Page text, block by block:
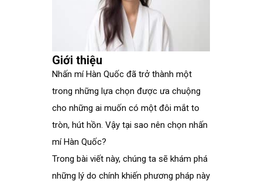
Giới thiệu
Nhấn mí Hàn Quốc đã trở thành một
trong những lựa chọn được ưa chuộng
cho những ai muốn có một đôi mắt to
tròn, hút hồn. Vậy tại sao nên chọn nhấn
mí Hàn Quốc?
Trong bài viết này, chúng ta sẽ khám phá
những lý do chính khiến phương pháp này